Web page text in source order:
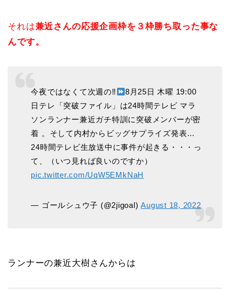
それは兼近さんの応援企画枠を３枠勝ち取った事な
んです。
今夜ではなくて次週の‼
8月25日 木曜 19:00
日テレ「突破ファイル」は24時間テレビ マラ
ソンランナー兼近ガチ特訓に突破メンバーが密
着 。そして内村からビッグサプライズ発表…
24時間テレビ生放送中に事件が起きる・・・っ
て、（いつ見れば良いのですか）
pic.twitter.com/UqW5EMkNaH
— ゴールシュウ子 (@2jigoal)August 18, 2022
ランナーの兼近大樹さんからは